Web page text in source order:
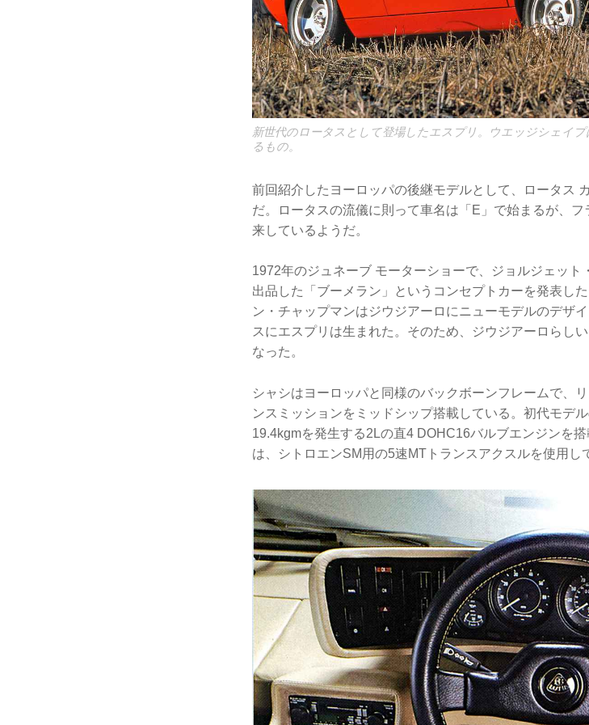
新世代のロータスとして登場したエスプリ。ウエッジシェイ
るもの。
前回紹介したヨーロッパの後継モデルとして、ロータス
だ。ロータスの流儀に則って車名は「E」で始まるが、
来しているようだ。
1972年のジュネーブ モーターショーで、ジョルジェッ
出品した「ブーメラン」というコンセプトカーを発表し
ン・チャップマンはジウジアーロにニューモデルのデザ
スにエスプリは生まれた。そのため、ジウジアーロらし
なった。
シャシはヨーロッパと同様のバックボーンフレームで、
ンスミッションをミッドシップ搭載している。初代モデ
19.4kgmを発生する2Lの直4 DOHC16バルブエンジンを
は、シトロエンSM用の5速MTトランスアクスルを使用し